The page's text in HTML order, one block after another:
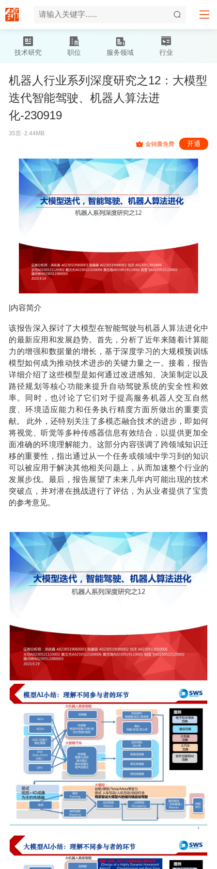
技术研究 职位 服务领域 行业
机器人行业系列深度研究之12：大模型
迭代智能驾驶、机器人算法进
化-230919
35页۰2.44MB
金锦囊免费
开通
|内容简介
该报告深入探讨了大模型在智能驾驶与机器人算法进化中
的最新应用和发展趋势。首先，分析了近年来随着计算能
力的增强和数据量的增长，基于深度学习的大规模预训练
模型如何成为推动技术进步的关键力量之一。接着，报告
详细介绍了这些模型是如何通过改进感知、决策制定以及
路径规划等核心功能来提升自动驾驶系统的安全性和效
率。同时，也讨论了它们对于提高服务机器人交互自然
度、环境适应能力和任务执行精度方面所做出的重要贡
献。 此外，还特别关注了多模态融合技术的进步，即如何
将视觉、听觉等多种传感器信息有效结合，以提供更加全
面准确的环境理解能力。这部分内容强调了跨领域知识迁
移的重要性，指出通过从一个任务或领域中学习到的知识
可以被应用于解决其他相关问题上，从而加速整个行业的
发展步伐。最后，报告展望了未来几年内可能出现的技术
突破点，并对潜在挑战进行了评估，为从业者提供了宝贵
的参考意见。